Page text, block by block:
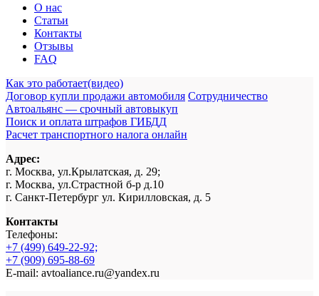
О нас
Статьи
Контакты
Отзывы
FAQ
Как это работает(видео)
Договор купли продажи автомобиля Сотрудничество
Автоальянс — срочный автовыкуп
Поиск и оплата штрафов ГИБДД
Расчет транспортного налога онлайн
Адрес:
г. Москва, ул.Крылатская, д. 29;
г. Москва, ул.Страстной б-р д.10
г. Санкт-Петербург ул. Кирилловская, д. 5
Контакты
Телефоны:
+7 (499) 649-22-92;
+7 (909) 695-88-69
E-mail: avtoaliance.ru@yandex.ru